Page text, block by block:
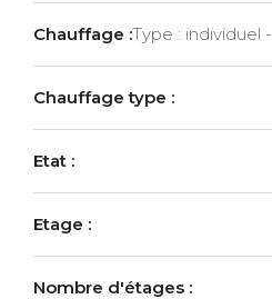
Chauffage :Type : individuel
Chauffage type :
Etat :
Etage :
Nombre d'étages :